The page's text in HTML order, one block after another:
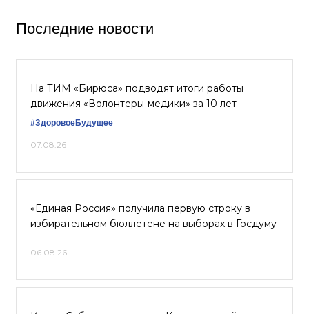
Последние новости
На ТИМ «Бирюса» подводят итоги работы
движения «Волонтеры-медики» за 10 лет
#ЗдоровоеБудущее
07.08.26
«Единая Россия» получила первую строку в
избирательном бюллетене на выборах в Госдуму
06.08.26